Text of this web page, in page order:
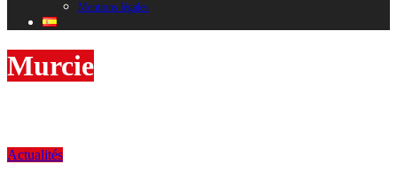
Mentions légales
Murcie
Actualités